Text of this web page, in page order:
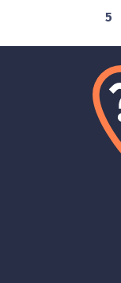
5